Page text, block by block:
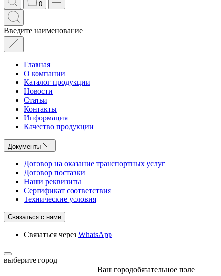
0
Введите наименование
Главная
О компании
Каталог продукции
Новости
Статьи
Контакты
Информация
Качество продукции
Документы
Договор на оказание транспортных услуг
Договор поставки
Наши реквизиты
Сертификат соответствия
Технические условия
Связаться с нами
Связаться через WhatsApp
выберите город
Ваш городобязательное поле